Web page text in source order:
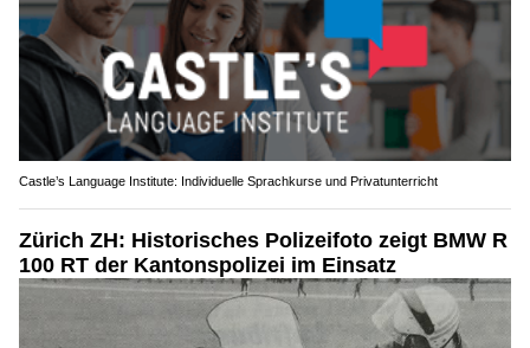
Castle’s Language Institute: Individuelle Sprachkurse und Privatunterricht
Zürich ZH: Historisches Polizeifoto zeigt BMW R
100 RT der Kantonspolizei im Einsatz